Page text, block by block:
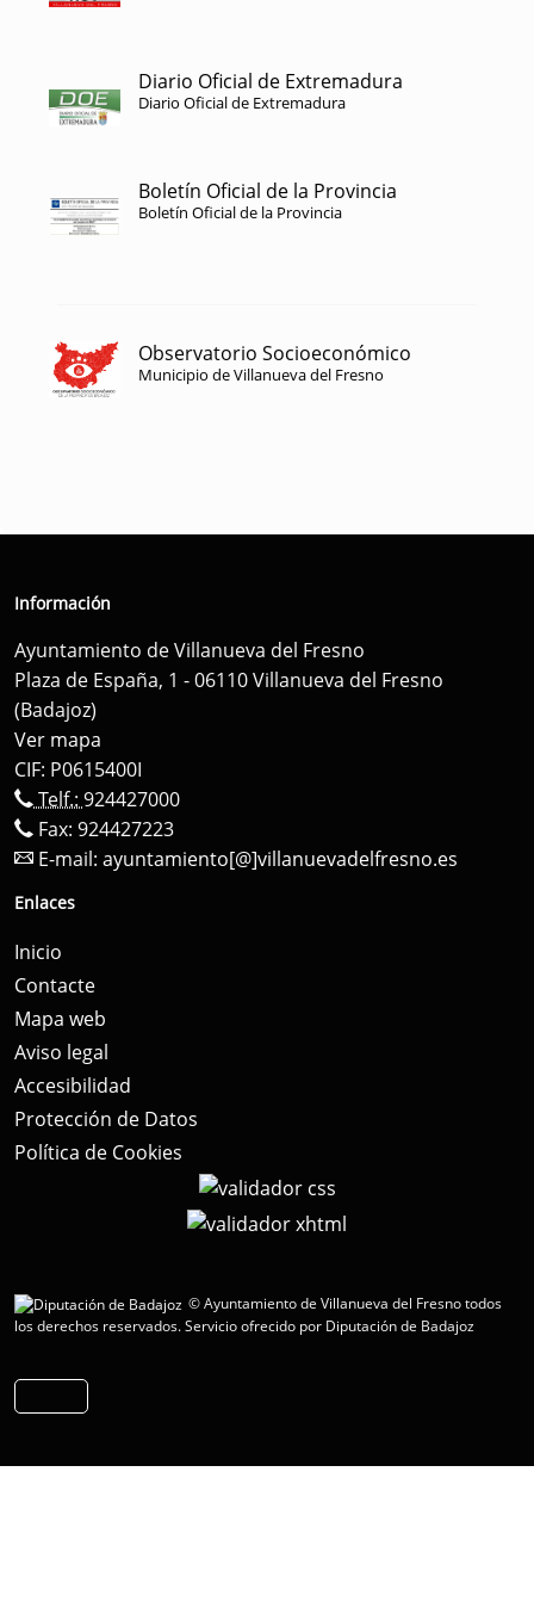
Diario Oficial de Extremadura
Diario Oficial de Extremadura
Boletín Oficial de la Provincia
Boletín Oficial de la Provincia
Observatorio Socioeconómico
Municipio de Villanueva del Fresno
Información
Ayuntamiento de Villanueva del Fresno
Plaza de España, 1 - 06110 Villanueva del Fresno
(Badajoz)
Ver mapa
CIF: P0615400I
Telf.: 924427000
Fax: 924427223
E-mail: ayuntamiento[@]villanuevadelfresno.es
Enlaces
Inicio
Contacte
Mapa web
Aviso legal
Accesibilidad
Protección de Datos
Política de Cookies
© Ayuntamiento de Villanueva del Fresno todos
los derechos reservados.Servicio ofrecido por Diputación de Badajoz